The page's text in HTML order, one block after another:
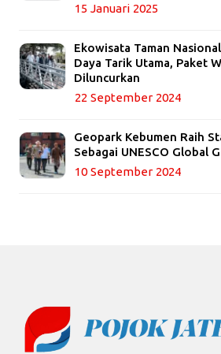
15 Januari 2025
Ekowisata Taman
Daya Tarik Utama, Paket
Diluncurkan
22 September 2024
Geopark Kebumen Raih
Sebagai UNESCO Global
10 September 2024